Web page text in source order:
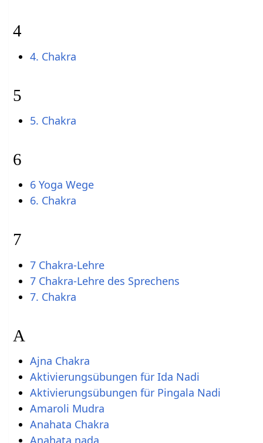
4
4. Chakra
5
5. Chakra
6
6 Yoga Wege
6. Chakra
7
7 Chakra-Lehre
7 Chakra-Lehre des Sprechens
7. Chakra
A
Ajna Chakra
Aktivierungsübungen für Ida Nadi
Aktivierungsübungen für Pingala Nadi
Amaroli Mudra
Anahata Chakra